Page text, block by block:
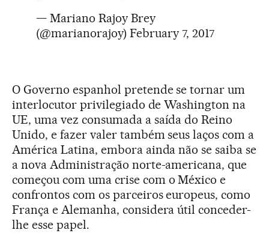
— Mariano Rajoy Brey
(@marianorajoy) February 7, 2017
O Governo espanhol pretende se tornar um
interlocutor privilegiado de Washington na
UE, uma vez consumada a saída do Reino
Unido, e fazer valer também seus laços com a
América Latina, embora ainda não se saiba se
a nova Administração norte-americana, que
começou com uma crise com o México e
confrontos com os parceiros europeus, como
França e Alemanha, considera útil conceder-
lhe esse papel.